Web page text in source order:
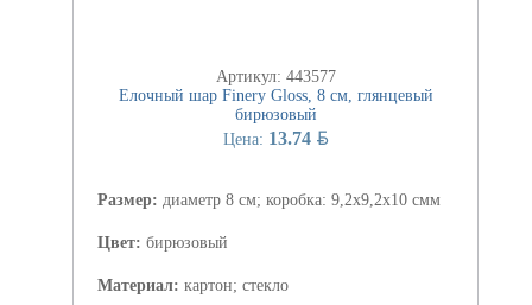
Артикул: 443577
Елочный шар Finery Gloss, 8 см, глянцевый
бирюзовый
Цена: 13.74 BYN
Размер: диаметр 8 см; коробка: 9,2х9,2х10 смм
Цвет: бирюзовый
Материал: картон; стекло